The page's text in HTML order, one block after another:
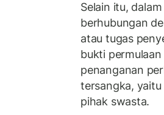
Selain itu,
berhubungan
atau tugas
bukti
penanganan
tersangka, yaitu
pihak swasta.